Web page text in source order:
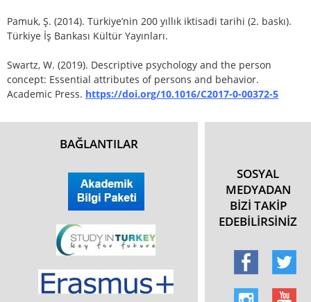
Pamuk, Ş. (2014). Türkiye’nin 200 yıllık iktisadi tarihi (2. baskı).
Türkiye İş Bankası Kültür Yayınları.
Swartz, W. (2019). Descriptive psychology and the person
concept: Essential attributes of persons and behavior.
Academic Press. https://doi.org/10.1016/C2017-0-00372-5
BAĞLANTILAR
SOSYAL
MEDYADAN
BİZİ TAKİP
EDEBİLİRSİNİZ